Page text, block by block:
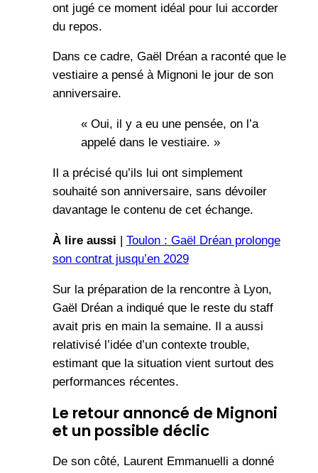
ont jugé ce moment idéal pour lui accorder
du repos.
Dans ce cadre, Gaël Dréan a raconté que le
vestiaire a pensé à Mignoni le jour de son
anniversaire.
« Oui, il y a eu une pensée, on l’a
appelé dans le vestiaire. »
Il a précisé qu’ils lui ont simplement
souhaité son anniversaire, sans dévoiler
davantage le contenu de cet échange.
À lire aussi | Toulon : Gaël Dréan prolonge
son contrat jusqu’en 2029
Sur la préparation de la rencontre à Lyon,
Gaël Dréan a indiqué que le reste du staff
avait pris en main la semaine. Il a aussi
relativisé l’idée d’un contexte trouble,
estimant que la situation vient surtout des
performances récentes.
Le retour annoncé de Mignoni
et un possible déclic
De son côté, Laurent Emmanuelli a donné